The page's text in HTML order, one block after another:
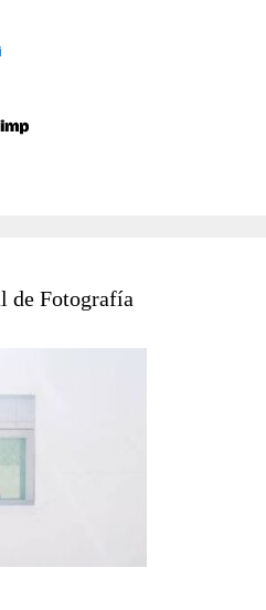
de Fotografía